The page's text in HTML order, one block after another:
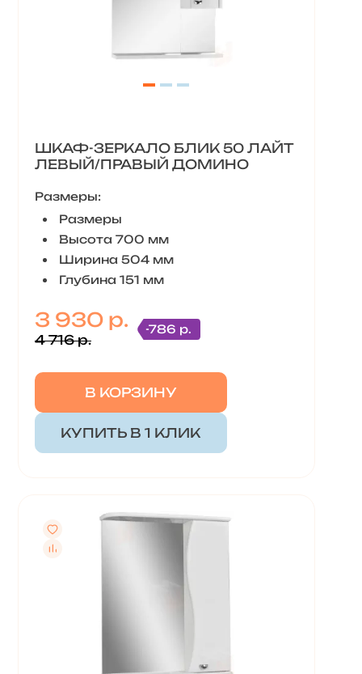
ШКАФ-ЗЕРКАЛО БЛИК 50 ЛАЙТ
ЛЕВЫЙ/ПРАВЫЙ ДОМИНО
Размеры:
Размеры
Высота 700 мм
Ширина 504 мм
Глубина 151 мм
3 930 р.
4 716 р.
-786 р.
В КОРЗИНУ
КУПИТЬ В 1 КЛИК